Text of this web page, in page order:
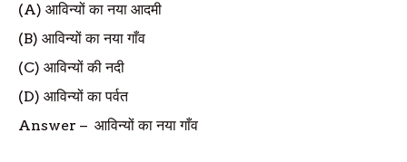
(A) आविन्यों का नया आदमी
(B) आविन्यों का नया गाँव
(C) आविन्यों की नदी
(D) आविन्यों का पर्वत
Answer – आविन्यों का नया गाँव